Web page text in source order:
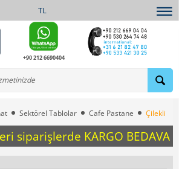
TL
+90 212 6690404
Sektörel Tablolar Cafe Pastane Çilekli
siparişlerde KARGO BEDAVA